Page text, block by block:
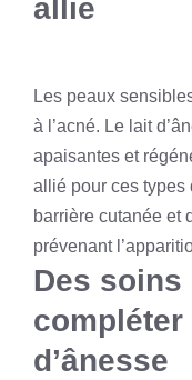
allié
Les peaux
à l’acné. Le lait
apaisantes et
allié pour ces types
barrière cutanée et
prévenant
Des
compléter
d’ânesse